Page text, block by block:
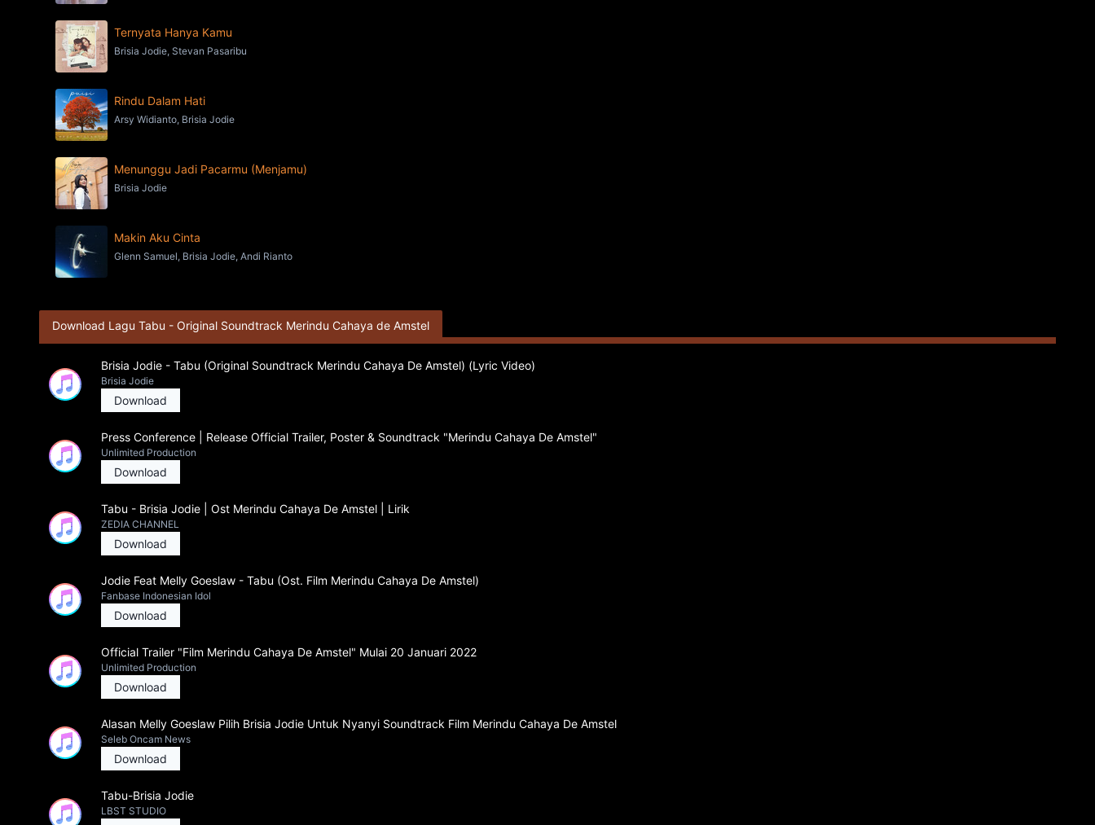
Ternyata Hanya Kamu
Brisia Jodie, Stevan Pasaribu
Rindu Dalam Hati
Arsy Widianto, Brisia Jodie
Menunggu Jadi Pacarmu (Menjamu)
Brisia Jodie
Makin Aku Cinta
Glenn Samuel, Brisia Jodie, Andi Rianto
Download Lagu Tabu - Original Soundtrack Merindu Cahaya de Amstel
Brisia Jodie - Tabu (Original Soundtrack Merindu Cahaya De Amstel) (Lyric Video)
Brisia Jodie
Download
Press Conference | Release Official Trailer, Poster & Soundtrack "Merindu Cahaya De Amstel"
Unlimited Production
Download
Tabu - Brisia Jodie | Ost Merindu Cahaya De Amstel | Lirik
ZEDIA CHANNEL
Download
Jodie Feat Melly Goeslaw - Tabu (Ost. Film Merindu Cahaya De Amstel)
Fanbase Indonesian Idol
Download
Official Trailer "Film Merindu Cahaya De Amstel" Mulai 20 Januari 2022
Unlimited Production
Download
Alasan Melly Goeslaw Pilih Brisia Jodie Untuk Nyanyi Soundtrack Film Merindu Cahaya De Amstel
Seleb Oncam News
Download
Tabu-Brisia Jodie
LBST STUDIO